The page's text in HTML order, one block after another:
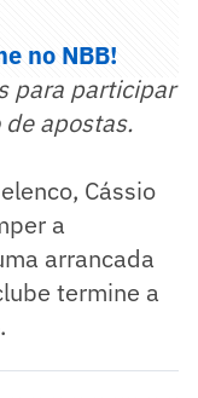
no NBB!
para participar
apostas.
Cássio
a
arrancada
termine a